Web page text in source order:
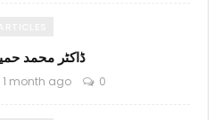
ڈاکٹر محمد
1 month ago 0